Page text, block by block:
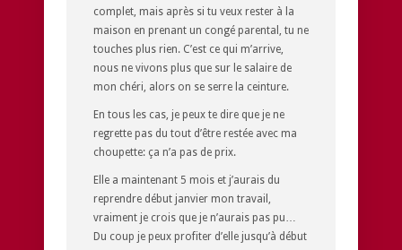
complet, mais après si tu veux rester à la
maison en prenant un congé parental, tu ne
touches plus rien. C’est ce qui m’arrive,
nous ne vivons plus que sur le salaire de
mon chéri, alors on se serre la ceinture.
En tous les cas, je peux te dire que je ne
regrette pas du tout d’être restée avec ma
choupette: ça n’a pas de prix.
Elle a maintenant 5 mois et j’aurais du
reprendre début janvier mon travail,
vraiment je crois que je n’aurais pas pu…
Du coup je peux profiter d’elle jusqu’à début